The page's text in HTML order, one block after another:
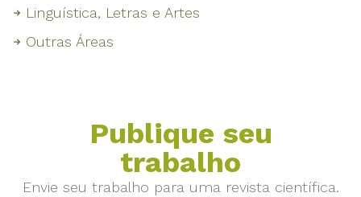
Linguística, Letras e Artes
Outras Áreas
Publique seu
trabalho
Envie seu trabalho para uma revista científica.